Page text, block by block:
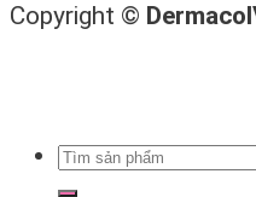
Copyright ©